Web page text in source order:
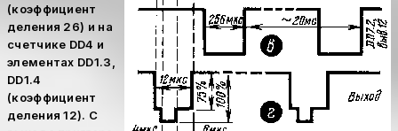
(коэффициент
деления 26) и на
счетчике DD4 и
элементах DD1.3,
DD1.4
(коэффициент
деления 12). С